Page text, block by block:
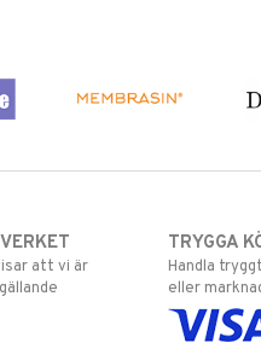
att vi är
TRYGGA
Handla
eller